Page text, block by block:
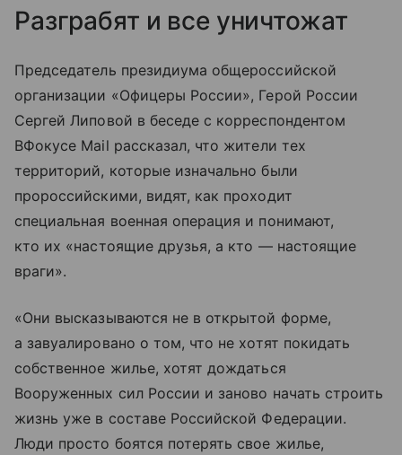
Разграбят и все уничтожат
Председатель президиума общероссийской
организации «Офицеры России», Герой России
Сергей Липовой в беседе с корреспондентом
ВФокусе Mail рассказал, что жители тех
территорий, которые изначально были
пророссийскими, видят, как проходит
специальная военная операция и понимают,
кто их «настоящие друзья, а кто — настоящие
враги».
«Они высказываются не в открытой форме,
а завуалировано о том, что не хотят покидать
собственное жилье, хотят дождаться
Вооруженных сил России и заново начать строить
жизнь уже в составе Российской Федерации.
Люди просто боятся потерять свое жилье,